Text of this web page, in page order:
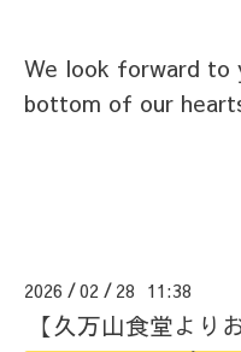
We look forward
bottom of our
2026 /02 / 28 11:38
【久万山食堂より